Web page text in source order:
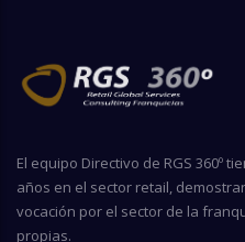
El equipo Directivo de RGS 360º
años en el sector retail,
vocación por el sector de la
propias.